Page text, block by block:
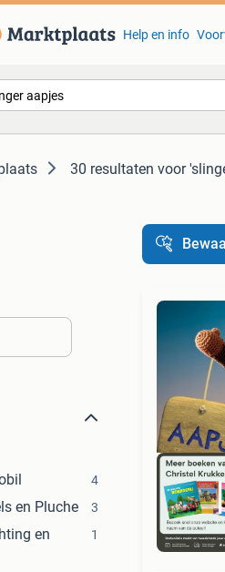
Help en info
30 resultaten voor
4
en Pluche 3
en
1